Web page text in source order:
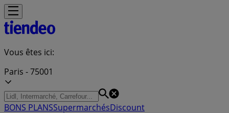
Vous êtes ici:
Paris - 75001
BONS PLANSSupermarchésDiscount